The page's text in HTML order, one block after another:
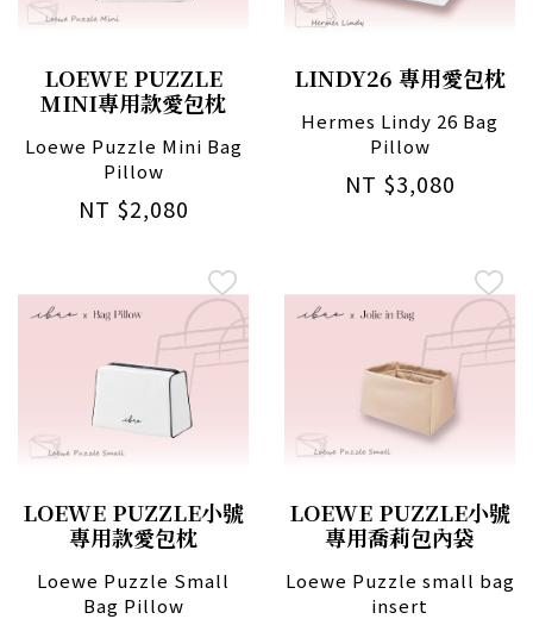
LOEWE PUZZLE
MINI專用款愛包枕
Loewe Puzzle Mini Bag
Pillow
NT $2,080
LINDY26 專用愛包枕
Hermes Lindy 26 Bag
Pillow
NT $3,080
LOEWE PUZZLE小號
專用款愛包枕
Loewe Puzzle Small
Bag Pillow
LOEWE PUZZLE小號
專用喬莉包內袋
Loewe Puzzle small bag
insert